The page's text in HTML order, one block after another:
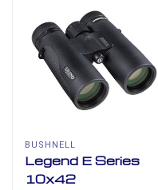
BUSHNELL
Legend E Series
10x42